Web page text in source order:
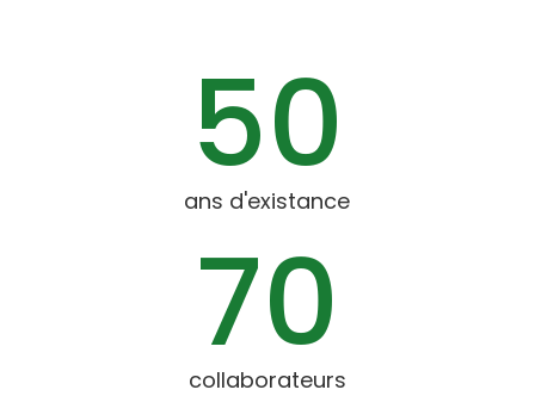
50
ans d'existance
70
collaborateurs